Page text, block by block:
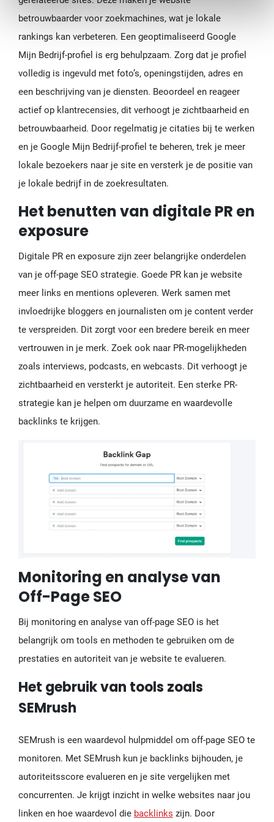
betrouwbaarder voor zoekmachines, wat je lokale
rankings kan verbeteren. Een geoptimaliseerd Google
Mijn Bedrijf-profiel is erg behulpzaam. Zorg dat je profiel
volledig is ingevuld met foto’s, openingstijden, adres en
een beschrijving van je diensten. Beoordeel en reageer
actief op klantrecensies, dit verhoogt je zichtbaarheid en
betrouwbaarheid. Door regelmatig je citaties bij te werken
en je Google Mijn Bedrijf-profiel te beheren, trek je meer
lokale bezoekers naar je site en versterk je de positie van
je lokale bedrijf in de zoekresultaten.
Het benutten van digitale PR en
exposure
Digitale PR en exposure zijn zeer belangrijke onderdelen
van je off-page SEO strategie. Goede PR kan je website
meer links en mentions opleveren. Werk samen met
invloedrijke bloggers en journalisten om je content verder
te verspreiden. Dit zorgt voor een bredere bereik en meer
vertrouwen in je merk. Zoek ook naar PR-mogelijkheden
zoals interviews, podcasts, en webcasts. Dit verhoogt je
zichtbaarheid en versterkt je autoriteit. Een sterke PR-
strategie kan je helpen om duurzame en waardevolle
backlinks te krijgen.
Monitoring en analyse van
Off-Page SEO
Bij monitoring en analyse van off-page SEO is het
belangrijk om tools en methoden te gebruiken om de
prestaties en autoriteit van je website te evalueren.
Het gebruik van tools zoals
SEMrush
SEMrush is een waardevol hulpmiddel om off-page SEO te
monitoren. Met SEMrush kun je backlinks bijhouden, je
autoriteitsscore evalueren en je site vergelijken met
concurrenten. Je krijgt inzicht in welke websites naar jou
linken en hoe waardevol die backlinks zijn. Door